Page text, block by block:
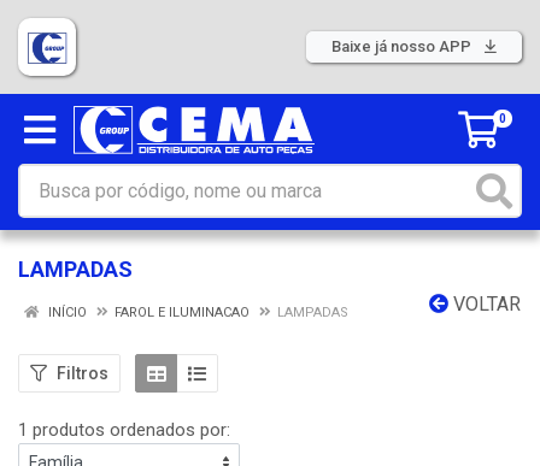
Baixe já nosso APP
0
LAMPADAS
VOLTAR
INÍCIO FAROL E ILUMINACAO LAMPADAS
Filtros
1 produtos ordenados por: